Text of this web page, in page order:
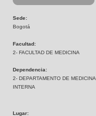
Sede:
Bogotá
Facultad:
2- FACULTAD DE MEDICINA
Dependencia:
2- DEPARTAMENTO DE MEDICINA
INTERNA
Lugar: